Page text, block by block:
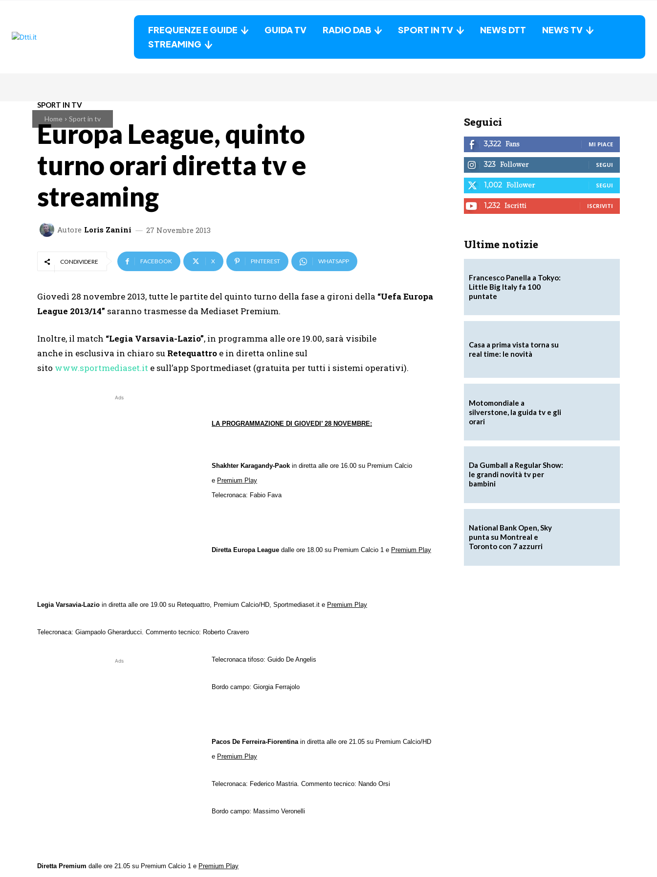
FREQUENZE E GUIDE GUIDA TV RADIO DAB SPORT IN TV NEWS DTT
NEWS TV
STREAMING
Home Sport in tv
SPORT IN TV
Europa League, quinto
turno orari diretta tv e
streaming
Autore Loris Zanini 27 Novembre 2013
CONDIVIDERE FACEBOOK X PINTEREST WHATSAPP
Giovedì 28 novembre 2013, tutte le partite del quinto turno della fase a gironi della “Uefa Europa
League 2013/14” saranno trasmesse da Mediaset Premium.
Inoltre, il match “Legia Varsavia-Lazio”, in programma alle ore 19.00, sarà visibile
anche in esclusiva in chiaro su Retequattro e in diretta online sul
sito www.sportmediaset.it e sull’app Sportmediaset (gratuita per tutti i sistemi operativi).
Ads
LA PROGRAMMAZIONE DI GIOVEDI’ 28 NOVEMBRE:
Shakhter Karagandy-Paok in diretta alle ore 16.00 su Premium Calcio
e Premium Play
Telecronaca: Fabio Fava
Diretta Europa League dalle ore 18.00 su Premium Calcio 1 e Premium Play
Legia Varsavia-Lazio in diretta alle ore 19.00 su Retequattro, Premium Calcio/HD, Sportmediaset.it e Premium Play
Telecronaca: Giampaolo Gherarducci. Commento tecnico: Roberto Cravero
Ads Telecronaca tifoso: Guido De Angelis
Bordo campo: Giorgia Ferrajolo
Pacos De Ferreira-Fiorentina in diretta alle ore 21.05 su Premium Calcio/HD
e Premium Play
Telecronaca: Federico Mastria. Commento tecnico: Nando Orsi
Bordo campo: Massimo Veronelli
Diretta Premium dalle ore 21.05 su Premium Calcio 1 e Premium Play
Seguici
3,322 Fans MI PIACE
323 Follower SEGUI
1,002 Follower SEGUI
1,232 Iscritti ISCRIVITI
Ultime notizie
Francesco Panella a Tokyo:
Little Big Italy fa 100
puntate
Casa a prima vista torna su
real time: le novità
Motomondiale a
silverstone, la guida tv e gli
orari
Da Gumball a Regular Show:
le grandi novità tv per
bambini
National Bank Open, Sky
punta su Montreal e
Toronto con 7 azzurri